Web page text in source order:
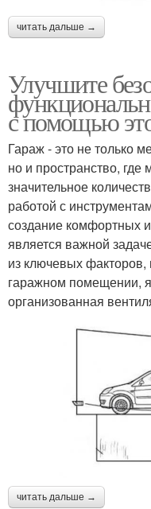
читать дальше →
Улучшите
с помощью
Гараж - это не только
но и пространство, где
значительное
работой с
создание комфортных
является важной
из ключевых
гаражном помещении,
организованная
читать дальше →